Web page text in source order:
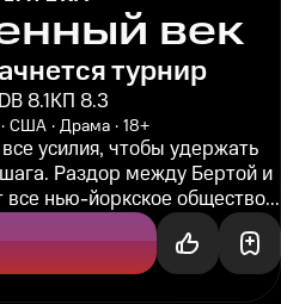
век
турнир
8.1КП 8.3
США Драма 18+
усилия, чтобы удержать
Раздор между Бертой и
нью-йоркское общество...